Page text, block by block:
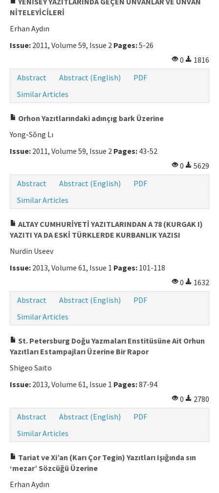
NİTELEYİCİLERİ
Erhan Aydın
Issue: 2011, Volume 59, Issue 2 Pages:5-26
0
1816
Abstract
Abstract (English)
PDF
Similar Articles
Orhon Yazıtlarındaki adınçıg bark Üzerine
Yong-Sŏng Lı
Issue: 2011, Volume 59, Issue 2 Pages: 43-52
0
5629
Abstract
Abstract (English)
PDF
Similar Articles
ALTAY CUMHURİYETİ YAZITLARINDAN A 78 (KURGAK I)
YAZITI YA DA ESKİ TÜRKLERDE KURBANLIK YAZISI
Nurdin Useev
Issue: 2013, Volume 61, Issue 1 Pages: 101-118
0
1632
Abstract
Abstract (English)
PDF
Similar Articles
St. Petersburg Doğu Yazmaları Enstitüsüne Ait Orhun
Yazıtları Estampajları Üzerine Bir Rapor
Shigeo Saıto
Issue: 2013, Volume 61, Issue 1 Pages:87-94
0
2780
Abstract
Abstract (English)
PDF
Similar Articles
Tariat ve Xi’an (Karı Çor Tegin) Yazıtları Işığında sın
‘mezar’ Sözcüğü Üzerine
Erhan Aydın